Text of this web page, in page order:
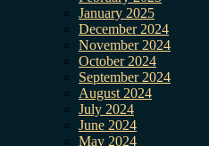
January 2025
December 2024
November 2024
October 2024
September 2024
August 2024
July 2024
June 2024
May 2024